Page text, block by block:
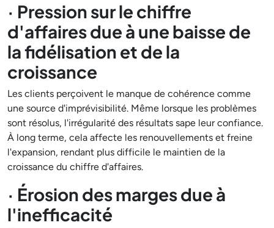
· Pression sur le chiffre
d'affaires due à une baisse de
la fidélisation et de la
croissance
Les clients perçoivent le manque de cohérence comme
une source d'imprévisibilité. Même lorsque les problèmes
sont résolus, l'irrégularité des résultats sape leur confiance.
À long terme, cela affecte les renouvellements et freine
l'expansion, rendant plus difficile le maintien de la
croissance du chiffre d'affaires.
· Érosion des marges due à
l'inefficacité